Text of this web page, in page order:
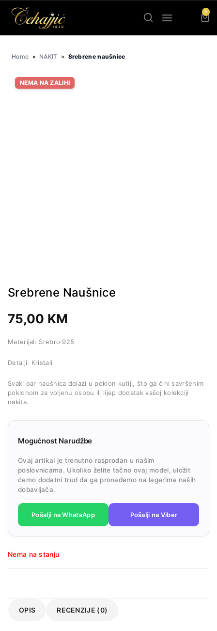
0
Home » NAKIT » Srebrene naušnice
NEMA NA ZALIHI
Srebrene Naušnice
75,00 KM
Materijal: Srebro 925
Detalji: Kristali
Svaki par naušnica dolazi u poklon kutiji, što ga čini savršenim
poklonom za voljenu osobu ili lijep dodatak vašoj kolekciji
nakita.
Mogućnost Narudžbe
Ovaj artikal je trenutno rasprodan u našim
poslovnicama. Ukoliko želite tačno ovaj model, uložit
ćemo dodatni trud da ga pronađemo na lagerima naših
dobavljača.
Pošalji na WhatsApp Pošalji na Viber
Nema na stanju
OPIS RECENZIJE (0)